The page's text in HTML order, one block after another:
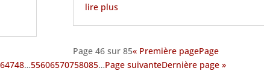
lire plus
Page 46 sur 85« Première pagePage
4748…55606570758085…Page suivanteDernière page »